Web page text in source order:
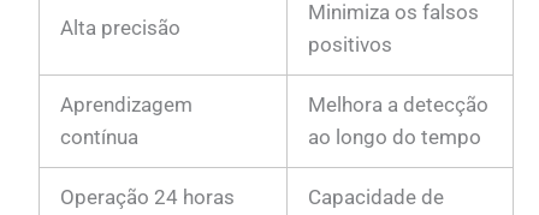
Alta precisão
Minimiza os falsos
positivos
Aprendizagem
contínua
Melhora a detecção
ao longo do tempo
Operação 24 horas
Capacidade de